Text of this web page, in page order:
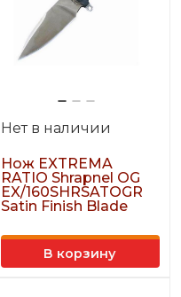
Нет в наличии
Нож EXTREMA
RATIO Shrapnel OG
EX/160SHRSATOGR
Satin Finish Blade
В корзину